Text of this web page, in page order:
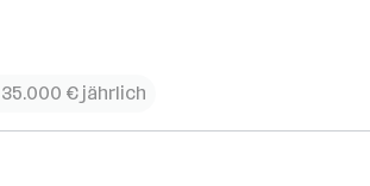
35.000 € jährlich